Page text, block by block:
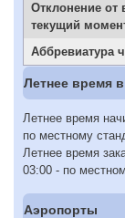
Отклонение от
текущий
Аббревиатура
Летнее время
Летнее время
по местному
Летнее время
03:00 - по
Аэропорты